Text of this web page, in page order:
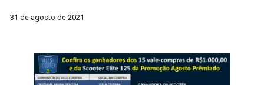
31 de agosto de 2021